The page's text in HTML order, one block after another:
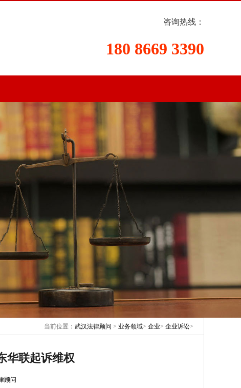
咨询热线：
180 8669 3390
当前位置： 武汉法律顾问 > 业务领域> 企业> 企业诉讼>
华联起诉维权
顾问